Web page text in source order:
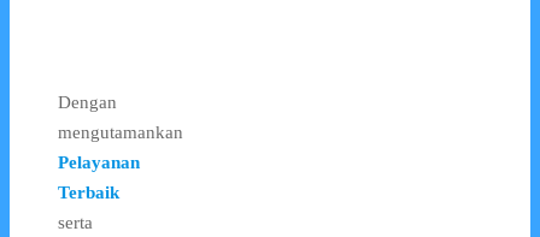
Dengan
mengutamankan
Pelayanan
Terbaik
serta